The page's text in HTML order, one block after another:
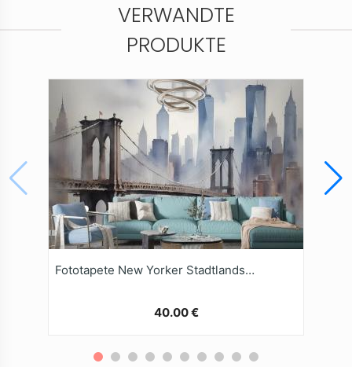
VERWANDTE
PRODUKTE
Fototapete New Yorker Stadtlandschaft Mit Aquarellmalerei
40.00 €